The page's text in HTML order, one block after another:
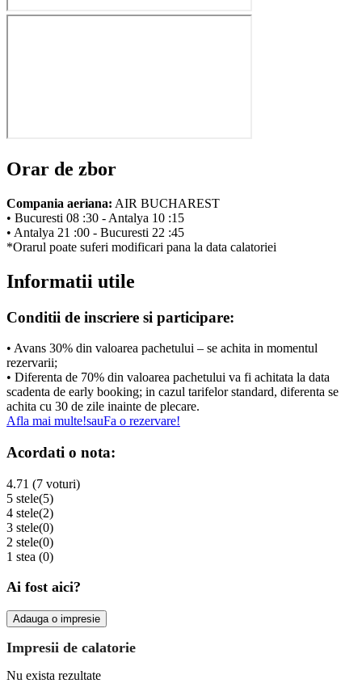
Orar de zbor
Compania aeriana: AIR BUCHAREST
• Bucuresti 08 :30 - Antalya 10 :15
• Antalya 21 :00 - Bucuresti 22 :45
*Orarul poate suferi modificari pana la data calatoriei
Informatii utile
Conditii de inscriere si participare:
• Avans 30% din valoarea pachetului – se achita in momentul
rezervarii;
• Diferenta de 70% din valoarea pachetului va fi achitata la data
scadenta de early booking; in cazul tarifelor standard, diferenta se
achita cu 30 de zile inainte de plecare.
Afla mai multe!sauFa o rezervare!
Acordati o nota:
4.71 (7 voturi)
5 stele(5)
4 stele(2)
3 stele(0)
2 stele(0)
1 stea (0)
Ai fost aici?
Adauga o impresie
Impresii de calatorie
Nu exista rezultate